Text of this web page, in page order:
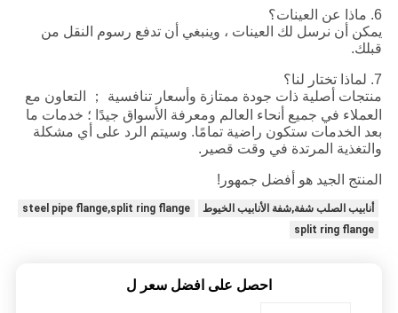
6. ماذا عن العينات؟
يمكن أن نرسل لك العينات ، وينبغي أن تدفع رسوم النقل من
قبلك.
7. لماذا تختار لنا؟
منتجات أصلية ذات جودة ممتازة وأسعار تنافسية ； التعاون مع
العملاء في جميع أنحاء العالم ومعرفة الأسواق جيدًا ؛ خدمات ما
بعد الخدمات ستكون راضية تمامًا. وسيتم الرد على أي مشكلة
والتغذية المرتدة في وقت قصير.
المنتج الجيد هو أفضل جمهور!
أنابيب الصلب شفة,شفة الأنابيب الخيوط
steel pipe flange,split ring flange
split ring flange
احصل على افضل سعر ل